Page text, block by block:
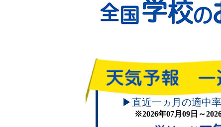
▶直近一ヵ月の適中
※2026年07月09日～